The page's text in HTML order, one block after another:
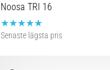
Noosa TRI 16
Senaste lägsta pris
40½ 41½ 42 42½ 43½ 44